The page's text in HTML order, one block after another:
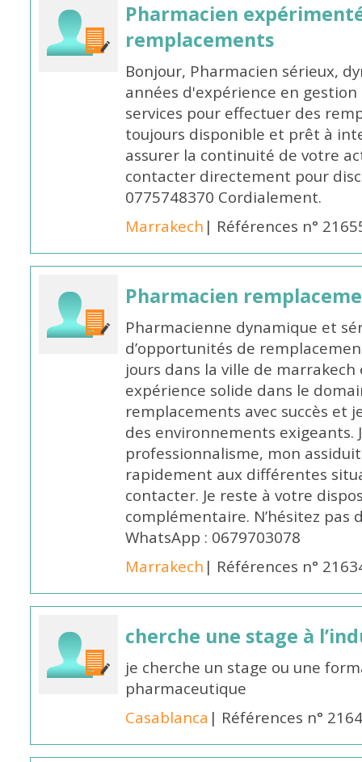
Pharmacien
remplacements
Bonjour, Pharmacien sérieux,
années d'expérience en
services pour effectuer des
toujours disponible et prêt à
assurer la continuité de votre
contacter directement pour
0775748370 Cordialement.
Marrakech | Références n°
Pharmacien
Pharmacienne dynamique et
d’opportunités de
jours dans la ville de marrakech
expérience solide dans le
remplacements avec succès et
des environnements exigeants.
professionnalisme, mon
rapidement aux différentes
contacter. Je reste à votre
complémentaire. N’hésitez
WhatsApp : 0679703078
Marrakech | Références n°
cherche une stage à
je cherche un stage ou une
pharmaceutique
Casablanca | Références n°